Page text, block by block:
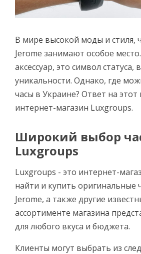
В мире высокой моды и стиля,
Jerome занимают особое
аксессуар, это символ статуса,
уникальности. Однако, где
часы в Украине? Ответ на этот
интернет-магазин Luxgroups.
Широкий выбор
Luxgroups
Luxgroups - это интернет-
найти и купить оригинальные
Jerome, а также другие
ассортименте магазина
для любого вкуса и бюджета.
Клиенты могут выбрать из